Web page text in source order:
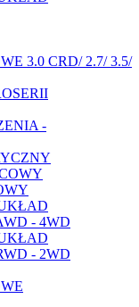
3.0 CRD/ 2.7/ 3.5/
-
- 4WD
- 2WD